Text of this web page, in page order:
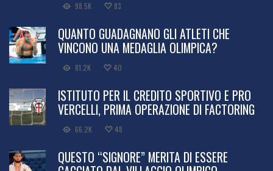
98.5K 83
QUANTO GUADAGNANO GLI ATLETI CHE
VINCONO UNA MEDAGLIA OLIMPICA?
81.2K 40
ISTITUTO PER IL CREDITO SPORTIVO E PRO
VERCELLI, PRIMA OPERAZIONE DI FACTORING
66.2K 48
QUESTO “SIGNORE” MERITA DI ESSERE